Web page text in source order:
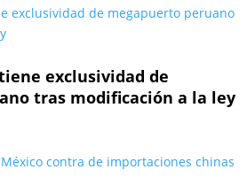
exclusividad de
tras modificación a la ley